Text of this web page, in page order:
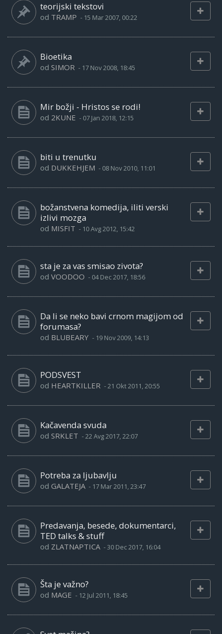
teorijski tekstovi
od TRAMP - 15 Mar 2007, 00:22
Bioetika
od SIMOR - 17 Nov 2008, 18:45
Mir božji - Hristos se rodi!
od 2KUNE - 07 Jan 2018, 12:15
biti u trenutku
od DUKKEHJEM - 08 Nov 2010, 11:01
božanstvena komedija, iliti verski
izlivi mozga
od MISFIT - 10 Avg 2012, 15:42
sta je za vas smisao zivota?
od VOODOO - 04 Dec 2017, 18:56
Da li se neko bavi crnom magijom od
forumasa?
od BLUBEARY - 19 Nov 2009, 14:13
PODSVEST
od HEARTKILLER -21 Okt 2011, 20:55
Kačavenda svuda
od SRKLET -22 Avg 2017, 22:07
Potreba za ljubavlju
od GALATEJA - 17 Mar 2011, 23:47
Predavanja, besede, dokumentarci,
TED talks & stuff
od ZLATNAPTICA -30 Dec 2017, 16:04
Šta je važno?
od MAGE - 12 Jul 2011, 18:45